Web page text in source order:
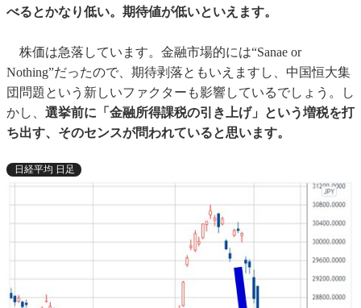
べるとかなり低い。期待値が低いといえます。
株価は急落しています。金融市場的には“Sanae or
Nothing”だったので、期待剥落ともいえますし、中国恒大集
団問題という新しいファクターも影響しているでしょう。し
かし、 選挙前に「金融所得課税の引き上げ」という増税を打
ち出す、そのセンスが問われていると思います。
日経平均 日足